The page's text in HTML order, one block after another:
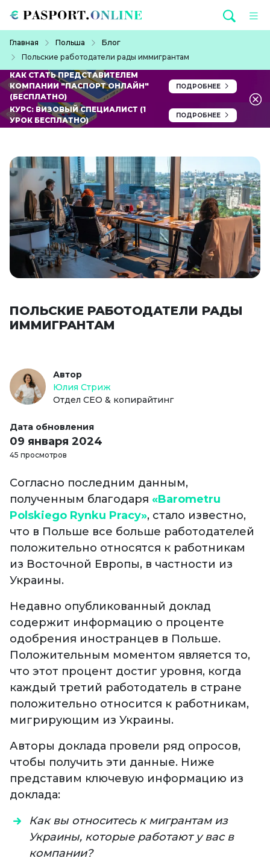
Главная Польша
Блог
Польские работодатели рады иммигрантам
КАК СТАТЬ ПРЕДСТАВИТЕЛЕМ
КОМПАНИИ "ПАСПОРТ ОНЛАЙН"
(БЕСПЛАТНО)
ПОДРОБНЕЕ
КУРС: ВИЗОВЫЙ СПЕЦИАЛИСТ (1
УРОК БЕСПЛАТНО)
ПОДРОБНЕЕ
ПОЛЬСКИЕ РАБОТОДАТЕЛИ РАДЫ
ИММИГРАНТАМ
Автор
Юлия Стриж
Отдел СЕО & копирайтинг
Дата обновления
09 января 2024
45 просмотров
Согласно последним данным,
полученным благодаря «Barometru
Polskiego Rynku Pracy», стало известно,
что в Польше все больше работодателей
положительно относятся к работникам
из Восточной Европы, в частности из
Украины.
Недавно опубликованный доклад
содержит информацию о проценте
одобрения иностранцев в Польше.
Положительным моментом является то,
что этот процент достиг уровня, когда
каждый третий работодатель в стране
положительно относится к работникам,
мигрирующим из Украины.
Авторы доклада провели ряд опросов,
чтобы получить эти данные. Ниже
представим ключевую информацию из
доклада:
Как вы относитесь к мигрантам из
Украины, которые работают у вас в
компании?